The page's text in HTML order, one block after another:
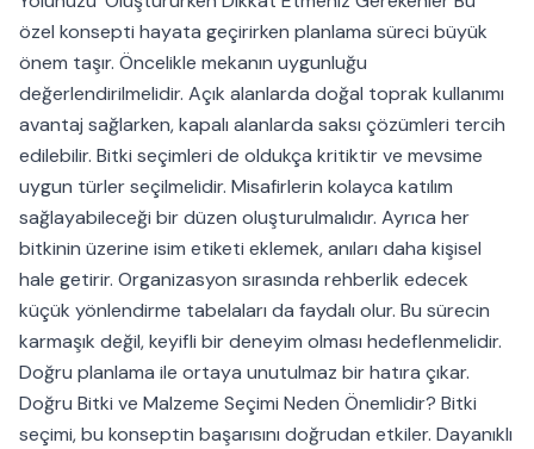
özel konsepti hayata geçirirken planlama süreci büyük
önem taşır. Öncelikle mekanın uygunluğu
değerlendirilmelidir. Açık alanlarda doğal toprak kullanımı
avantaj sağlarken, kapalı alanlarda saksı çözümleri tercih
edilebilir. Bitki seçimleri de oldukça kritiktir ve mevsime
uygun türler seçilmelidir. Misafirlerin kolayca katılım
sağlayabileceği bir düzen oluşturulmalıdır. Ayrıca her
bitkinin üzerine isim etiketi eklemek, anıları daha kişisel
hale getirir. Organizasyon sırasında rehberlik edecek
küçük yönlendirme tabelaları da faydalı olur. Bu sürecin
karmaşık değil, keyifli bir deneyim olması hedeflenmelidir.
Doğru planlama ile ortaya unutulmaz bir hatıra çıkar.
Doğru Bitki ve Malzeme Seçimi Neden Önemlidir? Bitki
seçimi, bu konseptin başarısını doğrudan etkiler. Dayanıklı